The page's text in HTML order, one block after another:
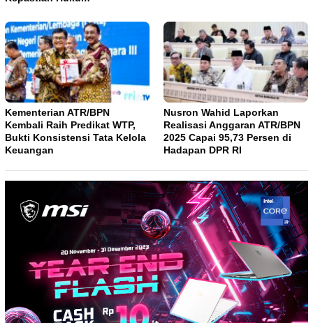
Kementerian ATR/BPN
Kembali Raih Predikat WTP,
Bukti Konsistensi Tata Kelola
Keuangan
Nusron Wahid Laporkan
Realisasi Anggaran ATR/BPN
2025 Capai 95,73 Persen di
Hadapan DPR RI